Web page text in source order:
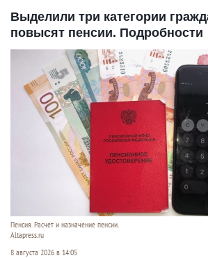
Выделили три категории
повысят пенсии. Подробности
Пенсия. Расчет и назначение пенсии.
Altapress.ru
8 августа 2026 в 14:05